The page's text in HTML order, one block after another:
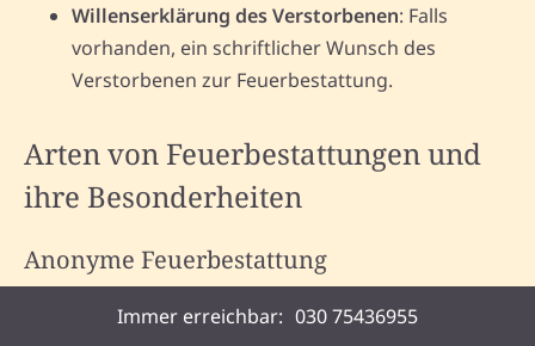
Willenserklärung des Verstorbenen: Falls
vorhanden, ein schriftlicher Wunsch des
Verstorbenen zur Feuerbestattung.
Arten von Feuerbestattungen und
ihre Besonderheiten
Anonyme Feuerbestattung
Bei der anonymen Feuerbestattung wird die Asche
Immer erreichbar: 030 75436955